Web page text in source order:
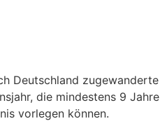
Deutschland zugewanderte
die mindestens 9
vorlegen können.